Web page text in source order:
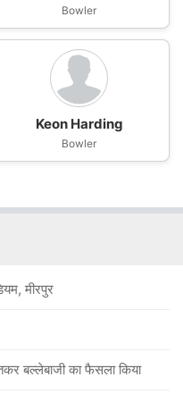
Bowler
Keon Harding
Bowler
मीरपुर
बल्लेबाजी का फैसला किया